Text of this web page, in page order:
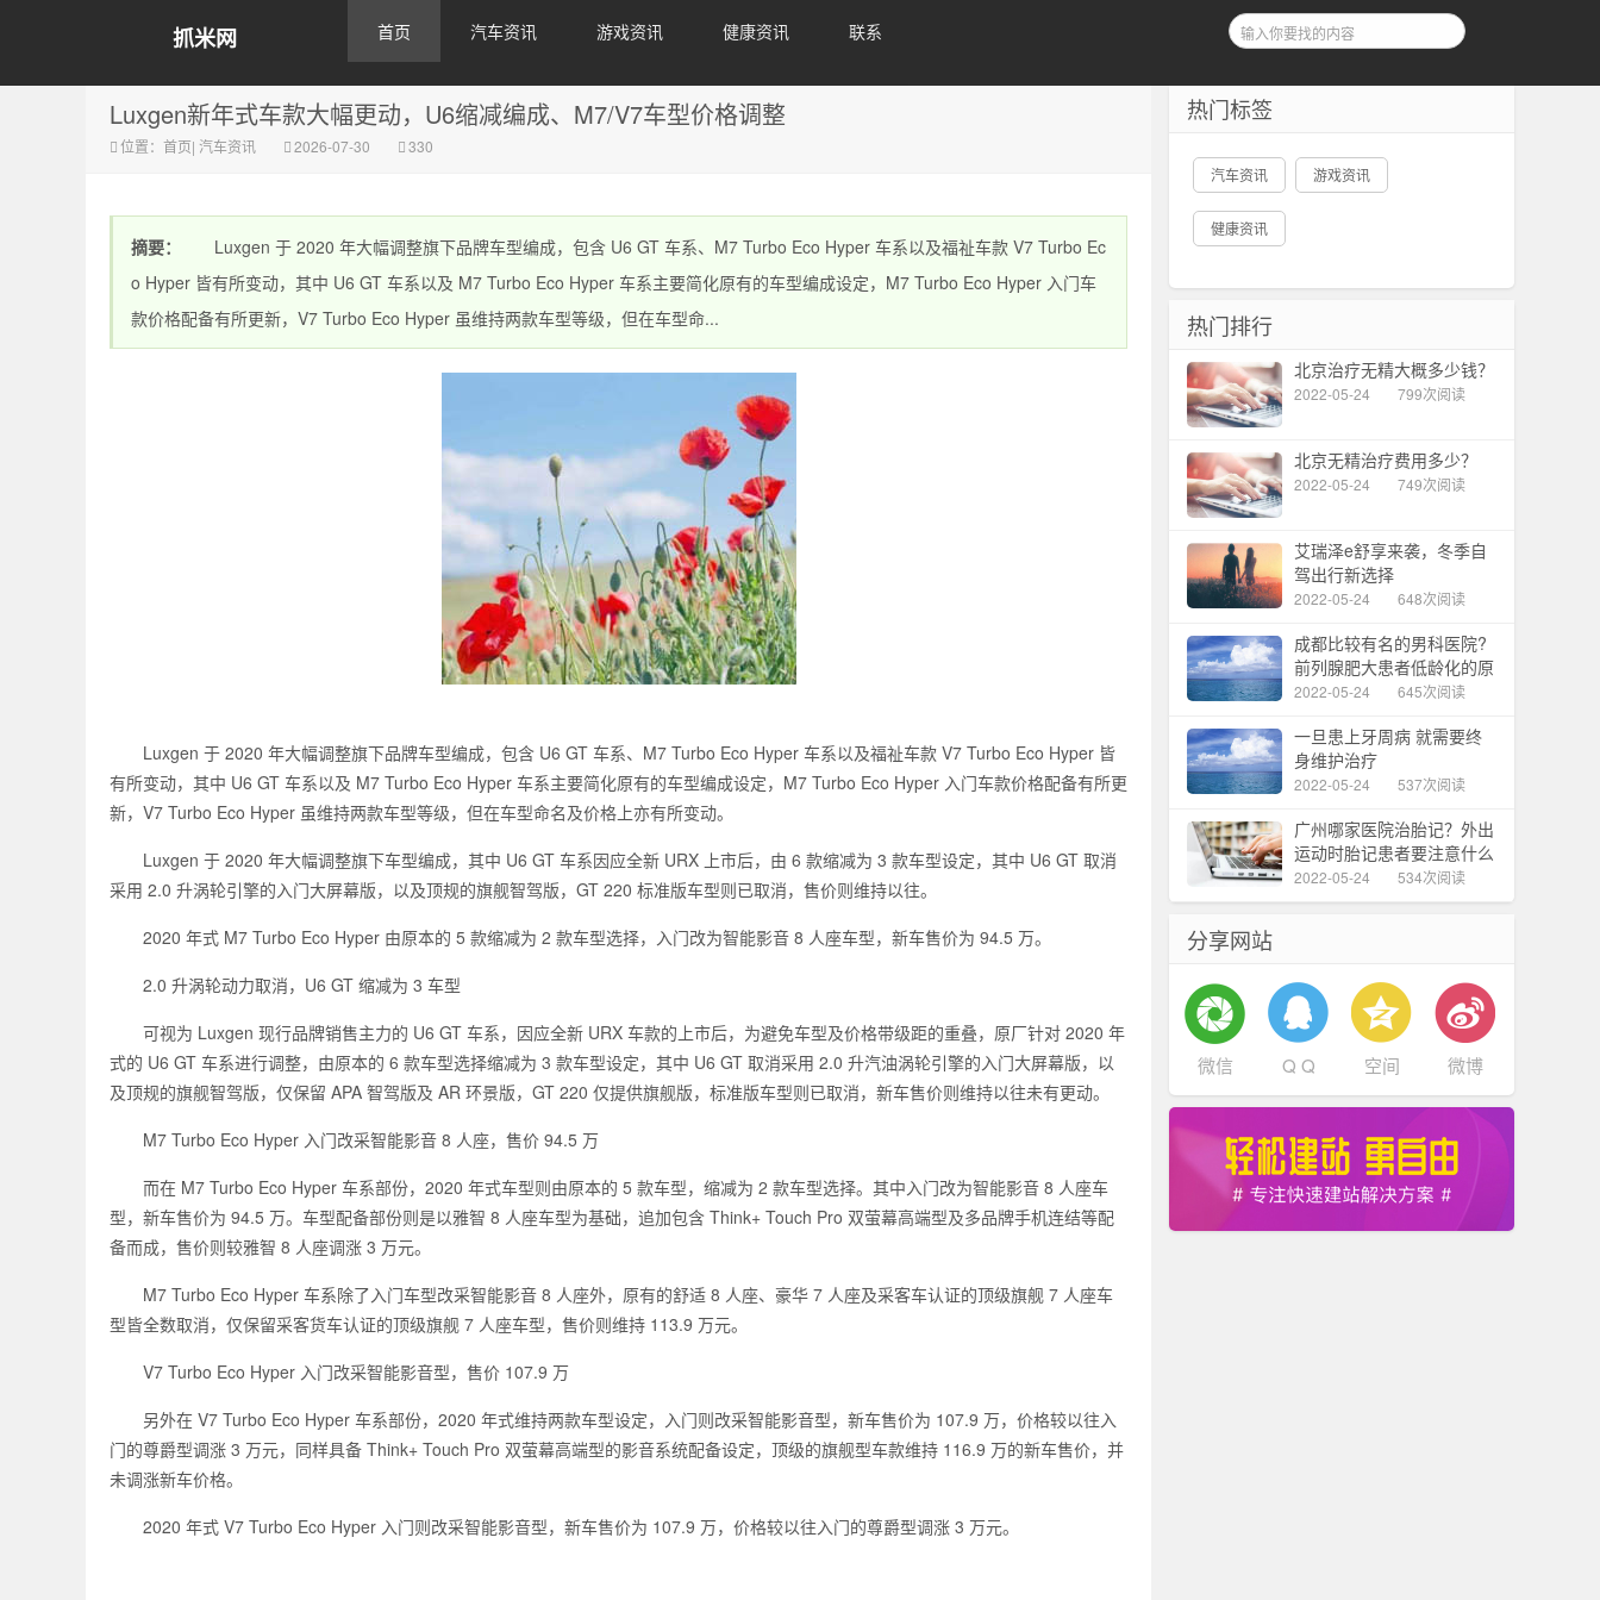
抓米网 首页 汽车资讯 游戏资讯 健康资讯 联系
Luxgen新年式车款大幅更动，U6缩减编成、M7/V7车型价格调整
位置： 首页| 汽车资讯 2026-07-30 330
摘要：
Luxgen 于 2020 年大幅调整旗下品牌车型编成，包含 U6 GT 车系、M7 Turbo Eco Hyper 车系以及福祉车款 V7 Turbo Ec
o Hyper 皆有所变动，其中 U6 GT 车系以及 M7 Turbo Eco Hyper 车系主要简化原有的车型编成设定，M7 Turbo Eco Hyper 入门车
款价格配备有所更新，V7 Turbo Eco Hyper 虽维持两款车型等级，但在车型命...
Luxgen 于 2020 年大幅调整旗下品牌车型编成，包含 U6 GT 车系、M7 Turbo Eco Hyper 车系以及福祉车款 V7 Turbo Eco Hyper 皆
有所变动，其中 U6 GT 车系以及 M7 Turbo Eco Hyper 车系主要简化原有的车型编成设定，M7 Turbo Eco Hyper 入门车款价格配备有所更
新，V7 Turbo Eco Hyper 虽维持两款车型等级，但在车型命名及价格上亦有所变动。
Luxgen 于 2020 年大幅调整旗下车型编成，其中 U6 GT 车系因应全新 URX 上市后，由 6 款缩减为 3 款车型设定，其中 U6 GT 取消
采用 2.0 升涡轮引擎的入门大屏幕版，以及顶规的旗舰智驾版，GT 220 标准版车型则已取消，售价则维持以往。
2020 年式 M7 Turbo Eco Hyper 由原本的 5 款缩减为 2 款车型选择，入门改为智能影音 8 人座车型，新车售价为 94.5 万。
2.0 升涡轮动力取消，U6 GT 缩减为 3 车型
可视为 Luxgen 现行品牌销售主力的 U6 GT 车系，因应全新 URX 车款的上市后，为避免车型及价格带级距的重叠，原厂针对 2020 年
式的 U6 GT 车系进行调整，由原本的 6 款车型选择缩减为 3 款车型设定，其中 U6 GT 取消采用 2.0 升汽油涡轮引擎的入门大屏幕版，以
及顶规的旗舰智驾版，仅保留 APA 智驾版及 AR 环景版，GT 220 仅提供旗舰版，标准版车型则已取消，新车售价则维持以往未有更动。
M7 Turbo Eco Hyper 入门改采智能影音 8 人座，售价 94.5 万
而在 M7 Turbo Eco Hyper 车系部份，2020 年式车型则由原本的 5 款车型，缩减为 2 款车型选择。其中入门改为智能影音 8 人座车
型，新车售价为 94.5 万。车型配备部份则是以雅智 8 人座车型为基础，追加包含 Think+ Touch Pro 双萤幕高端型及多品牌手机连结等配
备而成，售价则较雅智 8 人座调涨 3 万元。
M7 Turbo Eco Hyper 车系除了入门车型改采智能影音 8 人座外，原有的舒适 8 人座、豪华 7 人座及采客车认证的顶级旗舰 7 人座车
型皆全数取消，仅保留采客货车认证的顶级旗舰 7 人座车型，售价则维持 113.9 万元。
V7 Turbo Eco Hyper 入门改采智能影音型，售价 107.9 万
另外在 V7 Turbo Eco Hyper 车系部份，2020 年式维持两款车型设定，入门则改采智能影音型，新车售价为 107.9 万，价格较以往入
门的尊爵型调涨 3 万元，同样具备 Think+ Touch Pro 双萤幕高端型的影音系统配备设定，顶级的旗舰型车款维持 116.9 万的新车售价，并
未调涨新车价格。
2020 年式 V7 Turbo Eco Hyper 入门则改采智能影音型，新车售价为 107.9 万，价格较以往入门的尊爵型调涨 3 万元。
热门标签
汽车资讯 游戏资讯
健康资讯
热门排行
北京治疗无精大概多少钱？
2022-05-24 799次阅读
北京无精治疗费用多少？
2022-05-24 749次阅读
艾瑞泽e舒享来袭，冬季自
驾出行新选择
2022-05-24 648次阅读
成都比较有名的男科医院?
前列腺肥大患者低龄化的原
因
2022-05-24 645次阅读
一旦患上牙周病 就需要终
身维护治疗
2022-05-24 537次阅读
广州哪家医院治胎记？外出
运动时胎记患者要注意什么
2022-05-24 534次阅读
分享网站
微信 Q Q 空间 微博